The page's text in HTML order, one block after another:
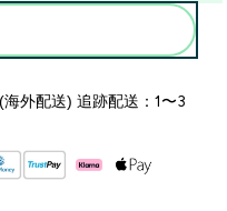
外配送) 追跡配送：1〜3